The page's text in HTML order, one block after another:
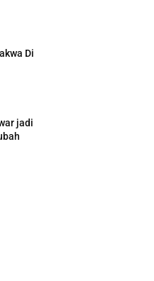
Di
jadi